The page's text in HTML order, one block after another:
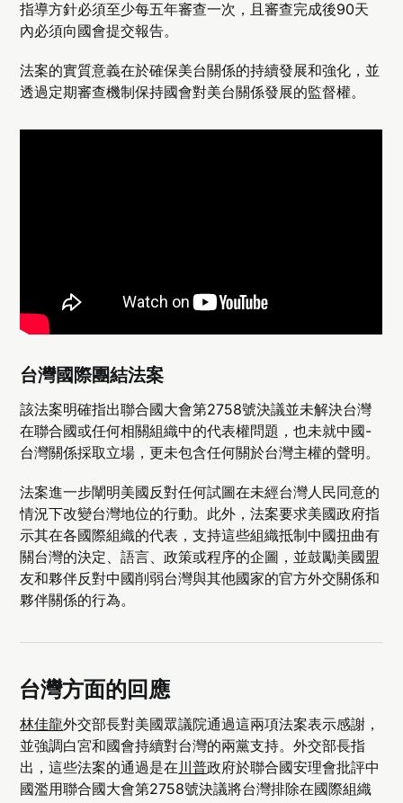
指導方針必須至少每五年審查一次，且審查完成後90天
內必須向國會提交報告。
法案的實質意義在於確保美台關係的持續發展和強化，並
透過定期審查機制保持國會對美台關係發展的監督權。
台灣國際團結法案
該法案明確指出聯合國大會第2758號決議並未解決台灣
在聯合國或任何相關組織中的代表權問題，也未就中國-
台灣關係採取立場，更未包含任何關於台灣主權的聲明。
法案進一步闡明美國反對任何試圖在未經台灣人民同意的
情況下改變台灣地位的行動。此外，法案要求美國政府指
示其在各國際組織的代表，支持這些組織抵制中國扭曲有
關台灣的決定、語言、政策或程序的企圖，並鼓勵美國盟
友和夥伴反對中國削弱台灣與其他國家的官方外交關係和
夥伴關係的行為。
台灣方面的回應
林佳龍外交部長對美國眾議院通過這兩項法案表示感謝，
並強調白宮和國會持續對台灣的兩黨支持。外交部長指
出，這些法案的通過是在 川普政府於聯合國安理會批評中
國濫用聯合國大會第2758號決議將台灣排除在國際組織